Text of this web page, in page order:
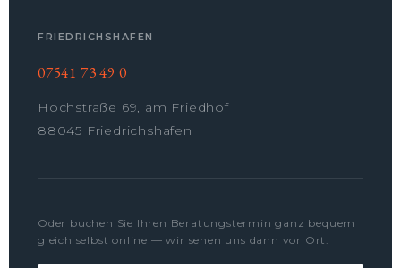
FRIEDRICHSHAFEN
07541 73 49 0
Hochstraße 69, am Friedhof
88045 Friedrichshafen
Oder buchen Sie Ihren Beratungstermin ganz bequem
gleich selbst online — wir sehen uns dann vor Ort.